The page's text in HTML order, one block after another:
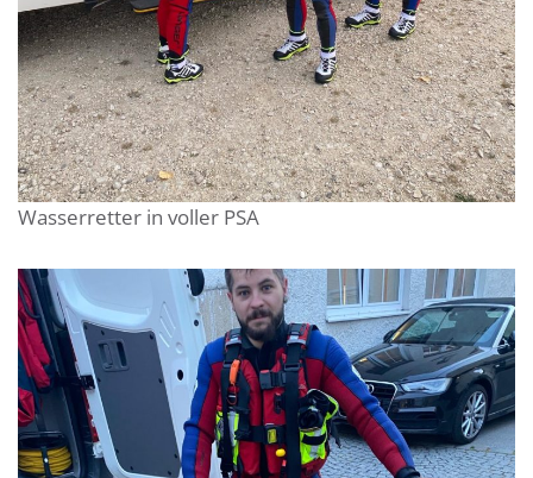
Wasserretter in voller PSA